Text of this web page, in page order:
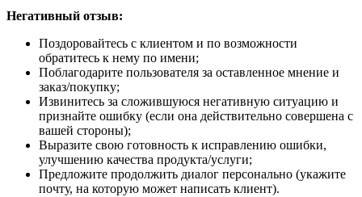
Негативный отзыв:
Поздоровайтесь с клиентом и по возможности
обратитесь к нему по имени;
Поблагодарите пользователя за оставленное мнение и
заказ/покупку;
Извинитесь за сложившуюся негативную ситуацию и
признайте ошибку (если она действительно совершена с
вашей стороны);
Выразите свою готовность к исправлению ошибки,
улучшению качества продукта/услуги;
Предложите продолжить диалог персонально (укажите
почту, на которую может написать клиент).